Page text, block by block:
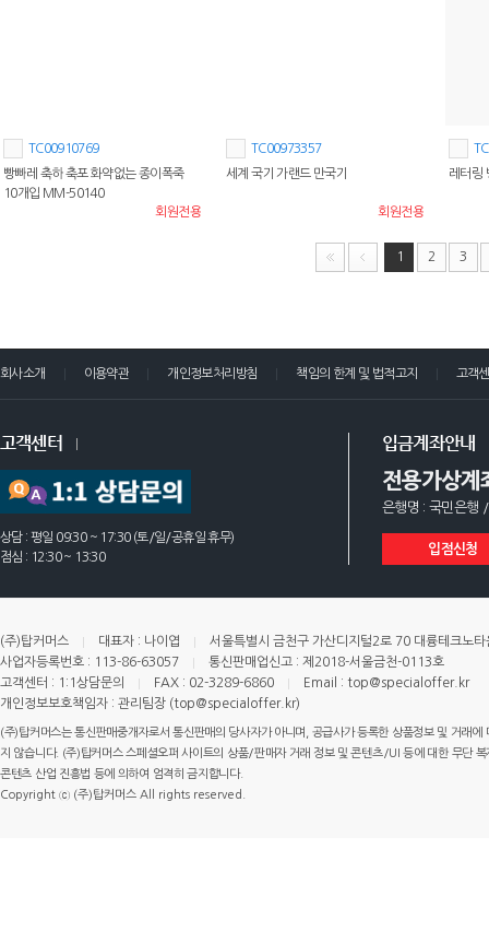
TC00910769
빵빠레 축하 축포 화약없는 종이폭죽
10개입 MM-50140
회원전용
TC00973357
세계 국기 가랜드 만국기
회원전용
레터링
1 2 3
회사소개 이용약관 개인정보처리방침 책임의 한계 및 법적고지 고객
고객센터
상담 : 평일 09:30 ~ 17:30 (토/일/공휴일 휴무)
점심 : 12:30 ~ 13:30
입금계좌안내
전용가상계
은행명 : 국민은행
입점신청
(주)탑커머스 대표자 : 나이엽
서울특별시 금천구 가산디지털2로 70 대륭테크노
사업자등록번호 : 113-86-63057
통신판매업신고 : 제2018-서울금천-0113호
고객센터 : 1:1상담문의
FAX : 02-3289-6860
Email : top@specialoffer.kr
개인정보보호책임자 : 관리팀장 (top@specialoffer.kr)
(주)탑커머스는 통신판매중개자로서 통신판매의 당사자가 아니며, 공급사가 등록한 상품정보 및 거래
지 않습니다. (주)탑커머스 스페셜오퍼 사이트의 상품/판매자 거래 정보 및 콘텐츠/UI 등에 대한 무단
콘텐츠 산업 진흥법 등에 의하여 엄격히 금지합니다.
Copyright ⓒ (주)탑커머스 All rights reserved.